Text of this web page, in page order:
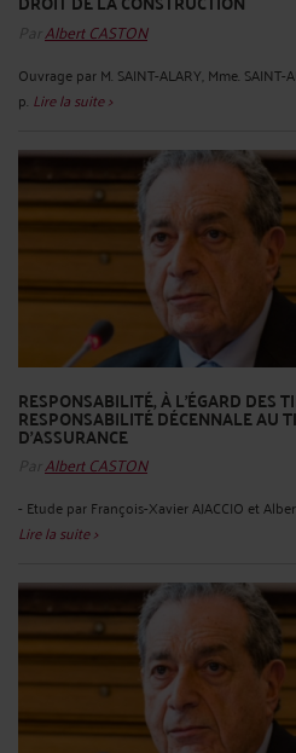
ParAlbert CASTON
Ouvrage par M. SAINT-ALARY, Mme.
p. Lire la suite >
RESPONSABILITÉ, À L'ÉGARD DES
RESPONSABILITÉ DÉCENNALE AU
D'ASSURANCE
ParAlbert CASTON
- Etude par François-Xavier AJACCIO et
Lire la suite >